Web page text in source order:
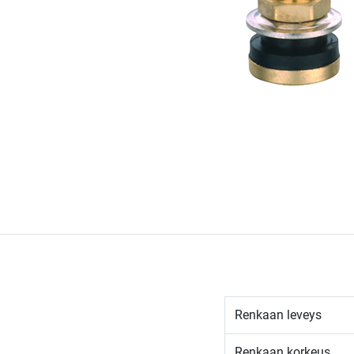
Renkaan leveys